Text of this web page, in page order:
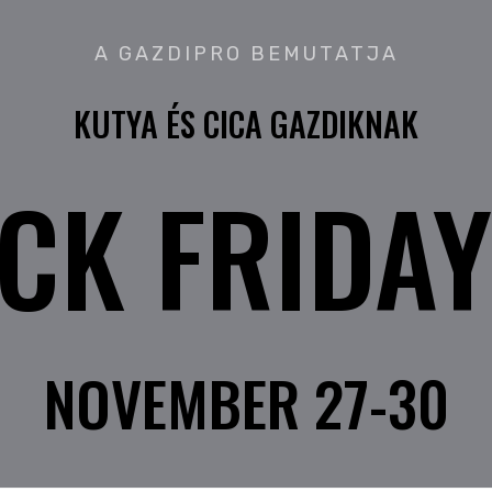
A GAZDIPRO BEMUTATJA
KUTYA ÉS CICA GAZDIKNAK
NOVEMBER 27-30